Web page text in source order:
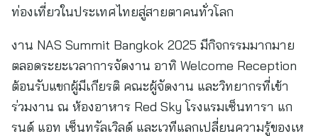
ท่องเที่ยวในประเทศไทยสู่สายตาคนทั่วโลก
งาน NAS Summit Bangkok 2025 มีกิจกรรมมากมาย
ตลอดระยะเวลาการจัดงาน อาทิ Welcome Reception
ต้อนรับแขกผู้มีเกียรติ คณะผู้จัดงาน และวิทยากรที่เข้า
ร่วมงาน ณ ห้องอาหาร Red Sky โรงแรมเซ็นทารา แก
รนด์ แอท เซ็นทรัลเวิลด์ และเวทีแลกเปลี่ยนความรู้ของเห